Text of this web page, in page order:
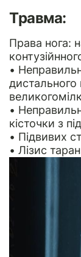
Травма:
Права нога:
•
дистального
•
кісточки з
• Підвивих
• Лізис